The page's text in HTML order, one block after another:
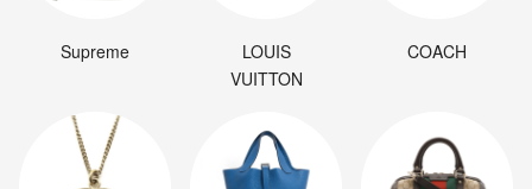
Supreme
LOUIS
VUITTON
COACH